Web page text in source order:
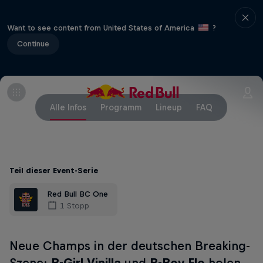
Want to see content from United States of America
?
Continue
Alle Infos Programm Lineup FAQ
Teil dieser Event-Serie
Red Bull BC One
1 Stopp
Neue Champs in der deutschen Breaking-